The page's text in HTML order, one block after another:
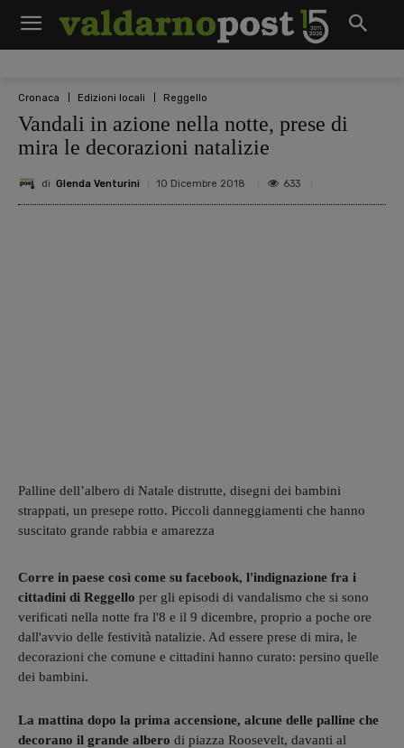
Cronaca Edizioni locali Reggello
Vandali in azione nella notte, prese di
mira le decorazioni natalizie
di Glenda Venturini 10 Dicembre 2018 633
Palline dell’albero di Natale distrutte, disegni dei bambini
strappati, un presepe rotto. Piccoli danneggiamenti che hanno
suscitato grande rabbia e amarezza
Corre in paese così come su facebook, l'indignazione fra i
cittadini di Reggello per gli episodi di vandalismo che si sono
verificati nella notte fra l'8 e il 9 dicembre, proprio a poche ore
dall'avvio delle festività natalizie. Ad essere prese di mira, le
decorazioni che comune e cittadini hanno curato: persino quelle
dei bambini.
La mattina dopo la prima accensione, alcune delle palline che
decorano il grande albero di piazza Roosevelt, davanti al